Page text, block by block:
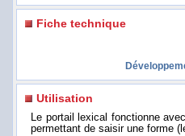
Fiche technique
Utilisation
Le portail lexical fonctionne
permettant de saisir une forme